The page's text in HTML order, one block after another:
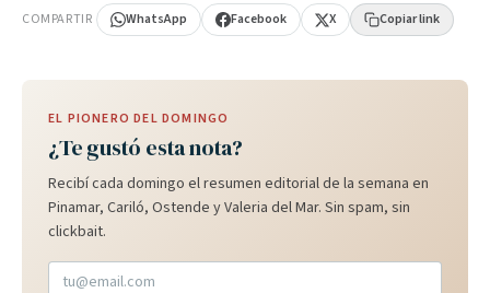
COMPARTIR WhatsApp Facebook X Copiar link
EL PIONERO DEL DOMINGO
¿Te gustó esta nota?
Recibí cada domingo el resumen editorial de la semana en
Pinamar, Cariló, Ostende y Valeria del Mar. Sin spam, sin
clickbait.